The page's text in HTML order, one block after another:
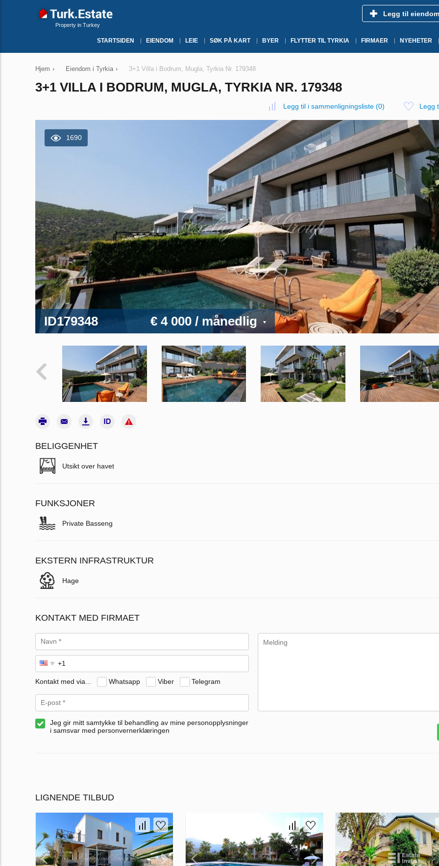
Property in Turkey
Legg til eiendom
STARTSIDEN EIENDOM LEIE SØK PÅ KART BYER FLYTTER TIL TYRKIA FIRMAER NYEHETER
Hjem › Eiendom i Tyrkia › 3+1 Villa i Bodrum, Mugla, Tyrkia Nr. 179348
3+1 VILLA I BODRUM, MUGLA, TYRKIA NR. 179348
Legg til i sammenligningsliste (0) Legg
1690
ID179348 € 4 000 / månedlig
BELIGGENHET
Utsikt over havet
FUNKSJONER
Private Basseng
EKSTERN INFRASTRUKTUR
Hage
KONTAKT MED FIRMAET
Kontakt med via... Whatsapp Viber Telegram
Jeg gir mitt samtykke til behandling av mine personopplysninger
i samsvar med personvernerklæringen
LIGNENDE TILBUD